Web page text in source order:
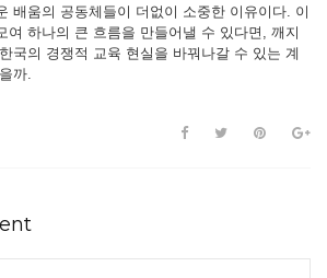
배움의 공동체들이 더없이 소중한 이유이다. 이
여 하나의 큰 흐름을 만들어낼 수 있다면, 깨지
국의 경쟁적 교육 현실을 바꿔나갈 수 있는 계
까.